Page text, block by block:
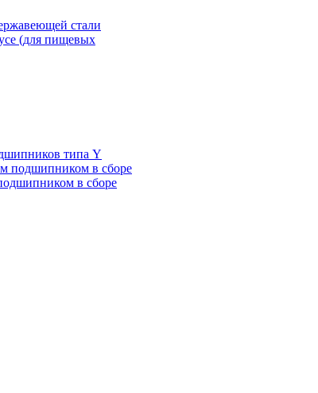
стали
(для пищевых
типа Y
подшипником в сборе
в сборе